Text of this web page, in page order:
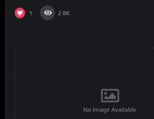
1 2.8K
No Image Available